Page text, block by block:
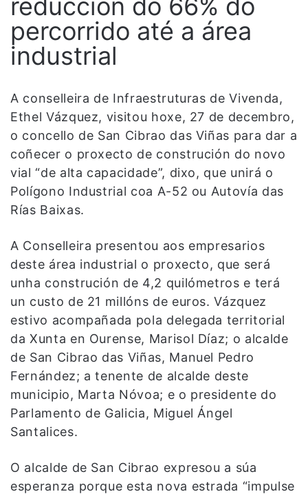
reducción do 66% do
percorrido até a área
industrial
A conselleira de Infraestruturas de Vivenda,
Ethel Vázquez, visitou hoxe, 27 de decembro,
o concello de San Cibrao das Viñas para dar a
coñecer o proxecto de construción do novo
vial “de alta capacidade”, dixo, que unirá o
Polígono Industrial coa A-52 ou Autovía das
Rías Baixas.
A Conselleira presentou aos empresarios
deste área industrial o proxecto, que será
unha construción de 4,2 quilómetros e terá
un custo de 21 millóns de euros. Vázquez
estivo acompañada pola delegada territorial
da Xunta en Ourense, Marisol Díaz; o alcalde
de San Cibrao das Viñas, Manuel Pedro
Fernández; a tenente de alcalde deste
municipio, Marta Nóvoa; e o presidente do
Parlamento de Galicia, Miguel Ángel
Santalices.
O alcalde de San Cibrao expresou a súa
esperanza porque esta nova estrada “impulse